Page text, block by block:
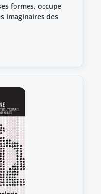
formes, occupe
imaginaires des